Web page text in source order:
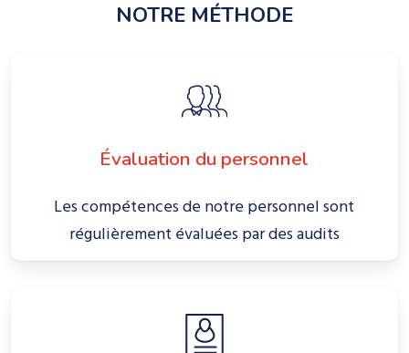
NOTRE MÉTHODE
Évaluation du personnel
Les compétences de notre personnel sont
régulièrement évaluées par des audits